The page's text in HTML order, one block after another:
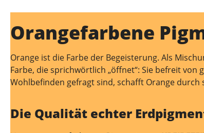
Orangefarbene
Orange ist die Farbe der Begeisterung. Als
Farbe, die sprichwörtlich „öffnet“: Sie befreit
Wohlbefinden gefragt sind, schafft Orange
Die Qualität echter